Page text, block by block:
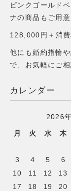
ピンクゴールド
ナの商品もご用意
128,000円＋消費
他にも婚約指輪
で、お気軽にご相
カレンダー
2026
月 火 水 木
3
4 5 6
10
11 12 13
17
18 19 20